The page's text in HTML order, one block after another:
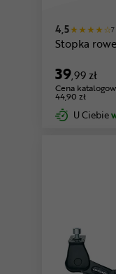
4,5
Stopka
39,99 zł
Cena
44,90 zł
U Ciebie